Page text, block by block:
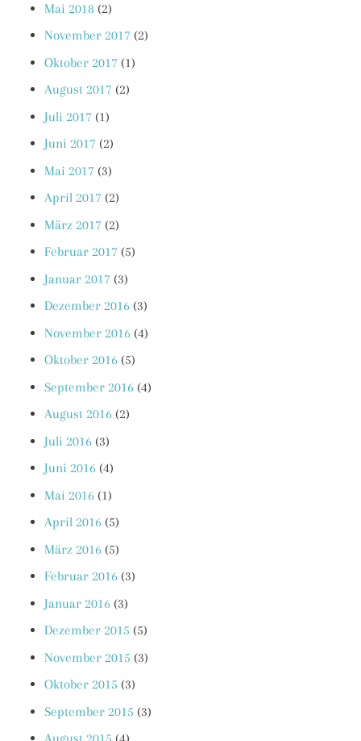
Mai 2018 (2)
November 2017 (2)
Oktober 2017 (1)
August 2017 (2)
Juli 2017 (1)
Juni 2017 (2)
Mai 2017 (3)
April 2017 (2)
März 2017 (2)
Februar 2017 (5)
Januar 2017 (3)
Dezember 2016 (3)
November 2016 (4)
Oktober 2016 (5)
September 2016 (4)
August 2016 (2)
Juli 2016 (3)
Juni 2016 (4)
Mai 2016 (1)
April 2016 (5)
März 2016 (5)
Februar 2016 (3)
Januar 2016 (3)
Dezember 2015 (5)
November 2015 (3)
Oktober 2015 (3)
September 2015 (3)